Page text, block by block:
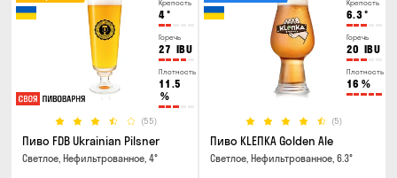
Крепость
4°
Горечь
27 IBU
Плотность
11.5
%
(55)
Пиво FDB Ukrainian Pilsner
Светлое, Нефильтрованное, 4°
Крепость
6.3°
Горечь
20 IBU
Плотность
16 %
(5)
Пиво KLEПКА Golden Ale
Светлое, Нефильтрованное, 6.3°